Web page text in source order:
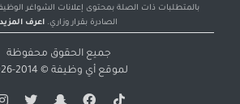
بالمتطلبات ذات الصلة بمحتوى إعلانات الشواغر
الصادرة بقرار وزاري. اعرف المزيد
جميع الحقوق محفوظة
لموقع أي وظيفة © 2014-2026